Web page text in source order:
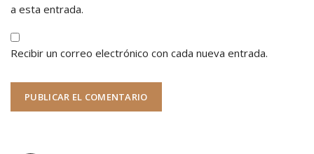
a esta entrada.
Recibir un correo electrónico con cada nueva entrada.